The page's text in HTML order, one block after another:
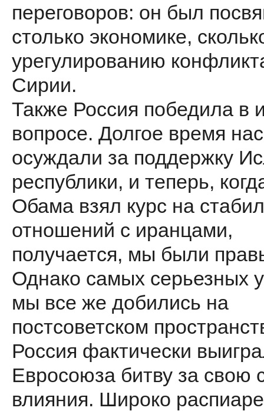
переговоров: он был
столько экономике,
урегулированию
Сирии.
Также Россия победила в
вопросе. Долгое время нас
осуждали за поддержку
республики, и теперь,
Обама взял курс на
отношений с иранцами,
получается, мы были
Однако самых серьезных
мы все же добились на
постсоветском
Россия фактически
Евросоюза битву за свою
влияния. Широко